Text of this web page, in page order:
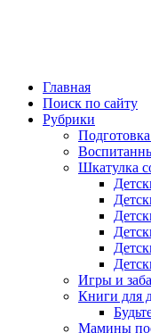
Главная
Поиск по сайту
Рубрики
Шкатулка
Игры и
Книги для
Мамины